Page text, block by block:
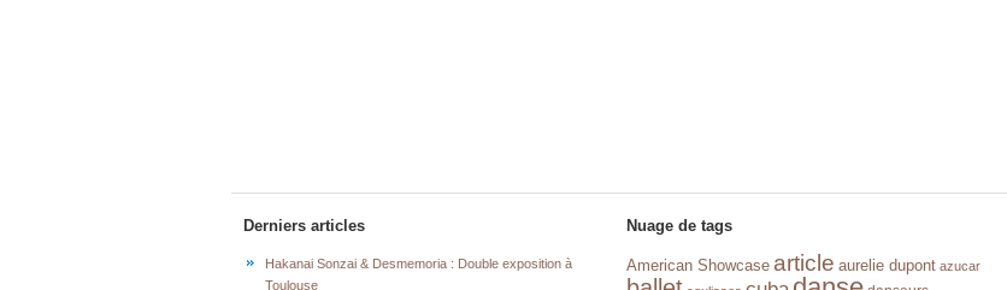
Derniers articles
Hakanai Sonzai & Desmemoria : Double exposition à
Toulouse
Nuage de tags
American Showcase article aurelie dupont azucar